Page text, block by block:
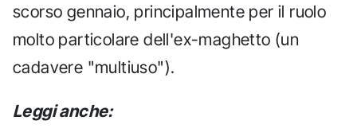
scorso gennaio, principalmente per il ruolo
molto particolare dell'ex-maghetto (un
cadavere "multiuso").
Leggi anche: